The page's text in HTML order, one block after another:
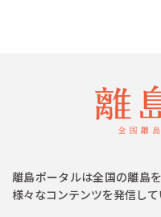
離島ポータルは全国の離島
様々なコンテンツを発信し